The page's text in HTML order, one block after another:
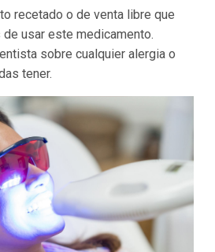
recetado o de venta libre que
usar este medicamento.
sobre cualquier alergia o
tener.